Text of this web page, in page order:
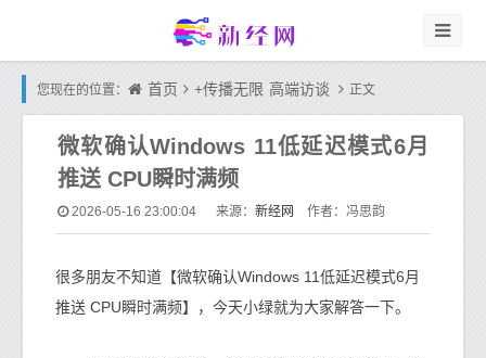
您现在的位置： 首页 +传播无限 高端访谈 正文
微软确认Windows 11低延迟模式6月
推送 CPU瞬时满频
2026-05-16 23:00:04 来源： 新经网 作者：冯思韵
很多朋友不知道【微软确认Windows 11低延迟模式6月
推送 CPU瞬时满频】，今天小绿就为大家解答一下。